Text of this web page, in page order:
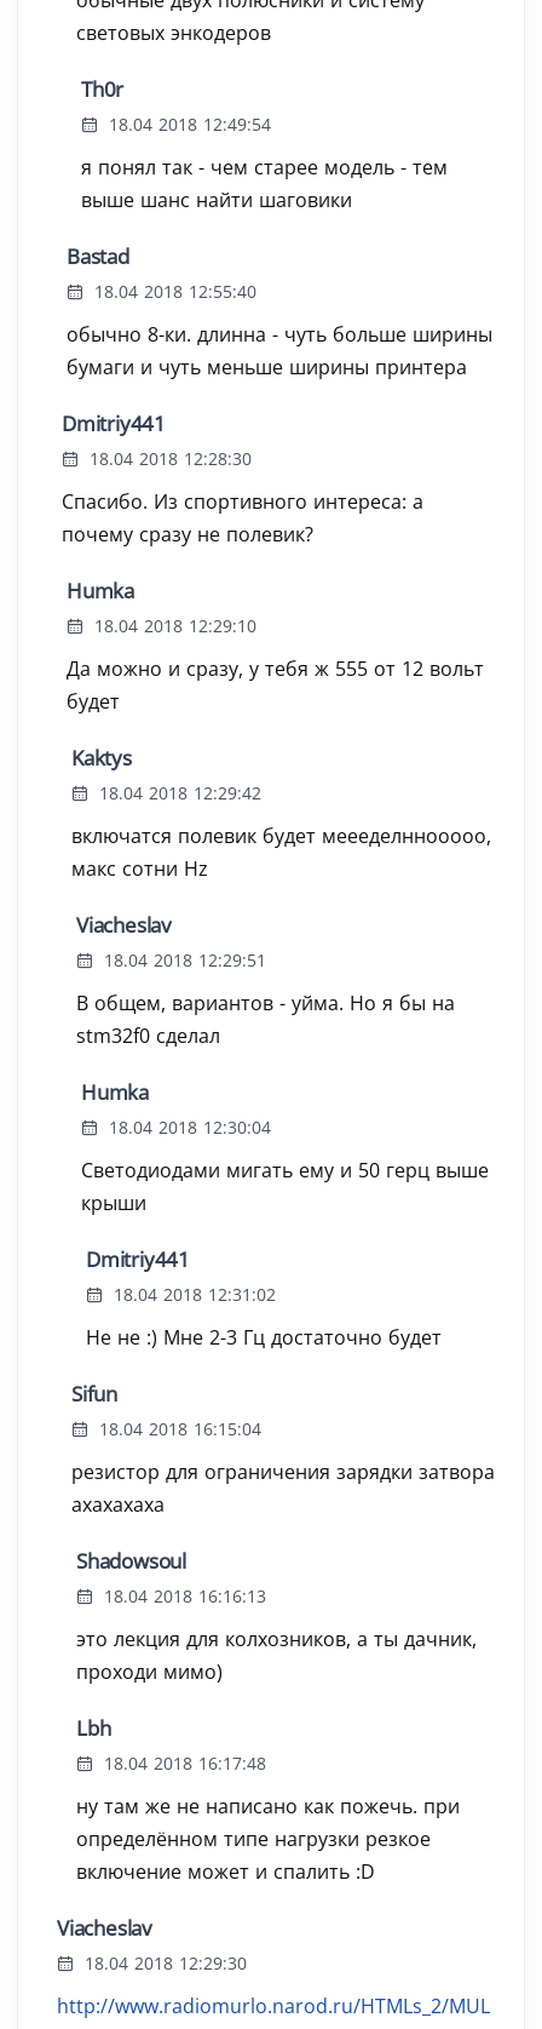
световых энкодеров
Th0r
18.04 2018 12:49:54
я понял так - чем старее модель - тем
выше шанс найти шаговики
Bastad
18.04 2018 12:55:40
обычно 8-ки. длинна - чуть больше ширины
бумаги и чуть меньше ширины принтера
Dmitriy441
18.04 2018 12:28:30
Спасибо. Из спортивного интереса: а
почему сразу не полевик?
Humka
18.04 2018 12:29:10
Да можно и сразу, у тебя ж 555 от 12 вольт
будет
Kaktys
18.04 2018 12:29:42
включатся полевик будет меееделннооооо,
макс сотни Hz
Viacheslav
18.04 2018 12:29:51
В общем, вариантов - уйма. Но я бы на
stm32f0 сделал
Humka
18.04 2018 12:30:04
Светодиодами мигать ему и 50 герц выше
крыши
Dmitriy441
18.04 2018 12:31:02
Не не :) Мне 2-3 Гц достаточно будет
Sifun
18.04 2018 16:15:04
резистор для ограничения зарядки затвора
ахахахаха
Shadowsoul
18.04 2018 16:16:13
это лекция для колхозников, а ты дачник,
проходи мимо)
Lbh
18.04 2018 16:17:48
ну там же не написано как пожечь. при
определённом типе нагрузки резкое
включение может и спалить :D
Viacheslav
18.04 2018 12:29:30
http://www.radiomurlo.narod.ru/HTMLs_2/MUL